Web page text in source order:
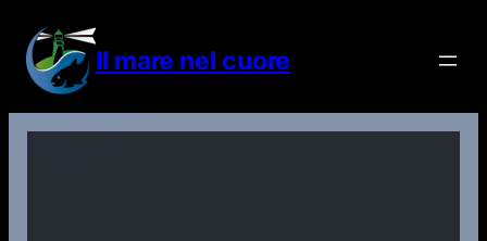
contenuto
Il mare nel cuore